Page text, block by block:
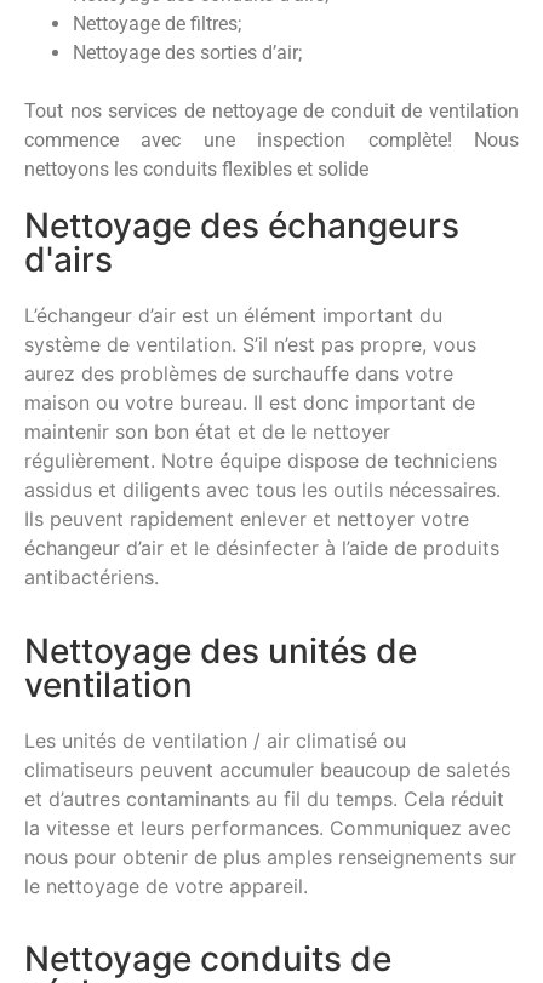
Nettoyage de filtres;
Nettoyage des sorties d’air;
Tout nos services de nettoyage de conduit de ventilation
commence avec une inspection complète! Nous
nettoyons les conduits flexibles et solide
Nettoyage des échangeurs
d'airs
L’échangeur d’air est un élément important du
système de ventilation. S’il n’est pas propre, vous
aurez des problèmes de surchauffe dans votre
maison ou votre bureau. Il est donc important de
maintenir son bon état et de le nettoyer
régulièrement. Notre équipe dispose de techniciens
assidus et diligents avec tous les outils nécessaires.
Ils peuvent rapidement enlever et nettoyer votre
échangeur d’air et le désinfecter à l’aide de produits
antibactériens.
Nettoyage des unités de
ventilation
Les unités de ventilation / air climatisé ou
climatiseurs peuvent accumuler beaucoup de saletés
et d’autres contaminants au fil du temps. Cela réduit
la vitesse et leurs performances. Communiquez avec
nous pour obtenir de plus amples renseignements sur
le nettoyage de votre appareil.
Nettoyage conduits de